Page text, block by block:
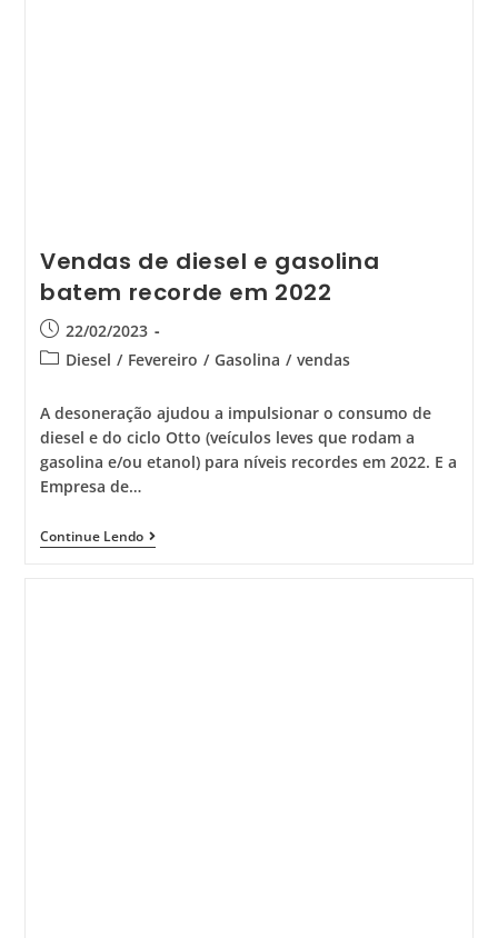
Vendas de diesel e gasolina
batem recorde em 2022
22/02/2023
Diesel / Fevereiro / Gasolina / vendas
A desoneração ajudou a impulsionar o consumo de
diesel e do ciclo Otto (veículos leves que rodam a
gasolina e/ou etanol) para níveis recordes em 2022. E a
Empresa de…
Continue Lendo